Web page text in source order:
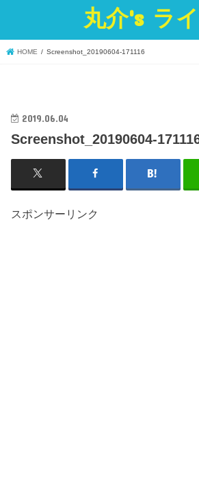
丸介's ラ
HOME Screenshot_20190604-171116
2019.06.04
Screenshot_20190604-
スポンサーリンク